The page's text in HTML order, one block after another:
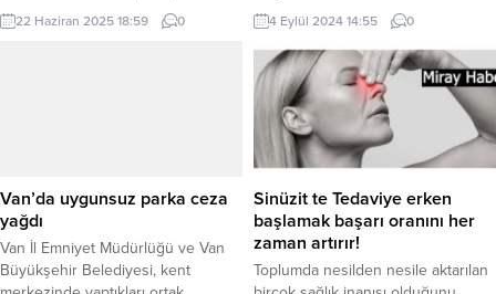
Büyükşehir Belediyesi tarafından
Altınordu ve Ünye şehirlerarası
yenisini daha ekledi. Büyükşehir
Belediyesi tarafından Altınordu ve
Ünye...
22 Haziran 2025 18:59 0
Uluslararası Ahşap Heykel Festivali
ve Seramik Pişirim Teknikleri
Çalıştayı altıncı günü geride bıraktı.
Festivallerde, sanatçılar
çalışmalarına devam ederken,
Odunpazarı Belediye Başkanı
Kazım Kurt festival alanına giderek
sanatçıları yalnız bırakmadı.
ESKİŞEHİR (İGFA) – Odunpazarı
Belediyesi tarafından “The Voice Of
The Wood”- Ahşabın Sesi sloganı...
4 Eylül 2024 14:55 0
Van’da uygunsuz parka ceza
yağdı
Van İl Emniyet Müdürlüğü ve Van
Büyükşehir Belediyesi, kent
Sinüzit te Tedaviye erken
başlamak başarı oranını her
zaman artırır!
Toplumda nesilden nesile aktarılan